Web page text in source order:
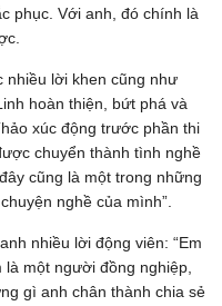
phục. Với anh, đó chính là
nhiều lời khen cũng như
hoàn thiện, bứt phá và
xúc động trước phần thi
chuyển thành tình nghề
cũng là một trong những
nghề của mình”.
nhiều lời động viên: “Em
một người đồng nghiệp,
gì anh chân thành chia sẻ